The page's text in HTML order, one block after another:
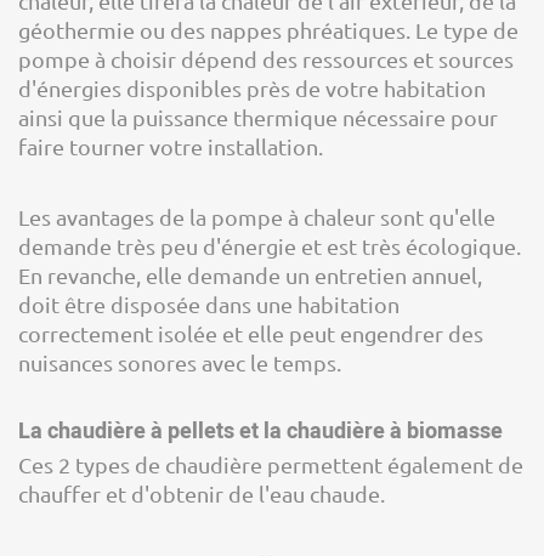
géothermie ou des nappes phréatiques. Le type de
pompe à choisir dépend des ressources et sources
d'énergies disponibles près de votre habitation
ainsi que la puissance thermique nécessaire pour
faire tourner votre installation.
Les avantages de la pompe à chaleur sont qu'elle
demande très peu d'énergie et est très écologique.
En revanche, elle demande un entretien annuel,
doit être disposée dans une habitation
correctement isolée et elle peut engendrer des
nuisances sonores avec le temps.
La chaudière à pellets et la chaudière à biomasse
Ces 2 types de chaudière permettent également de
chauffer et d'obtenir de l'eau chaude.